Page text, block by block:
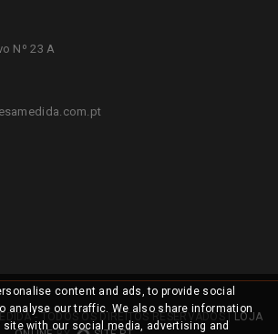
Nº 23 A
- TODOS OS DIREITOS RESERVADOS |
LOJA
content and ads, to provide social
analyse our traffic. We also share information
site with our social media, advertising and